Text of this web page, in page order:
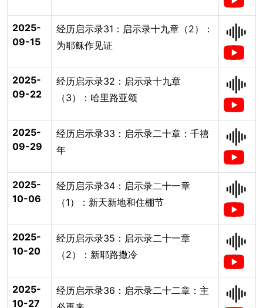
2025-
09-15
经历启示录31：启示录十九章（2）：
为耶稣作见证
2025-
09-22
经历启示录32：启示录十九章
（3）：哈里路亚颂
2025-
09-29
经历启示录33：启示录二十章：千禧
年
2025-
10-06
经历启示录34：启示录二十一章
（1）：新天新地和住棚节
2025-
10-20
经历启示录35：启示录二十一章
（2）：新耶路撒冷
2025-
10-27
经历启示录36：启示录二十二章：主